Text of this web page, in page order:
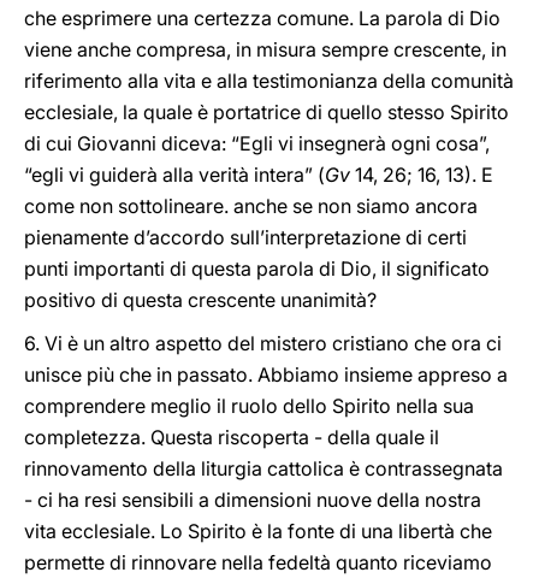
che esprimere una certezza comune. La parola di Dio
viene anche compresa, in misura sempre crescente, in
riferimento alla vita e alla testimonianza della comunità
ecclesiale, la quale è portatrice di quello stesso Spirito
di cui Giovanni diceva: “Egli vi insegnerà ogni cosa”,
“egli vi guiderà alla verità intera” (Gv 14, 26; 16, 13). E
come non sottolineare. anche se non siamo ancora
pienamente d’accordo sull’interpretazione di certi
punti importanti di questa parola di Dio, il significato
positivo di questa crescente unanimità?
6. Vi è un altro aspetto del mistero cristiano che ora ci
unisce più che in passato. Abbiamo insieme appreso a
comprendere meglio il ruolo dello Spirito nella sua
completezza. Questa riscoperta - della quale il
rinnovamento della liturgia cattolica è contrassegnata
- ci ha resi sensibili a dimensioni nuove della nostra
vita ecclesiale. Lo Spirito è la fonte di una libertà che
permette di rinnovare nella fedeltà quanto riceviamo